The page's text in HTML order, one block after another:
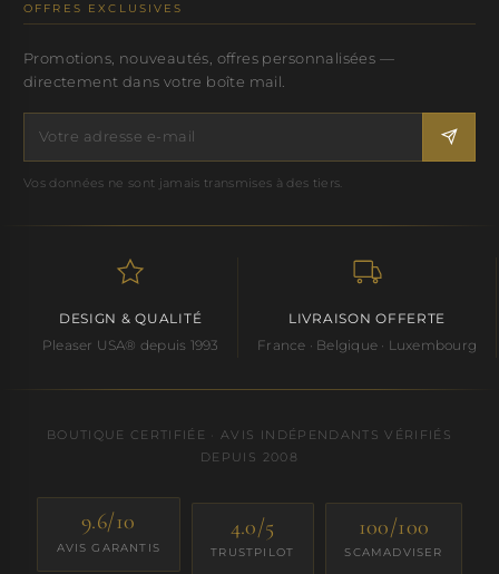
OFFRES EXCLUSIVES
Promotions, nouveautés, offres personnalisées —
directement dans votre boîte mail.
Vos données ne sont jamais transmises à des tiers.
DESIGN & QUALITÉ
Pleaser USA® depuis 1993
LIVRAISON OFFERTE
France · Belgique · Luxembourg
BOUTIQUE CERTIFIÉE · AVIS INDÉPENDANTS VÉRIFIÉS
DEPUIS 2008
9.6/10
AVIS GARANTIS
4.0/5
TRUSTPILOT
100/100
SCAMADVISER